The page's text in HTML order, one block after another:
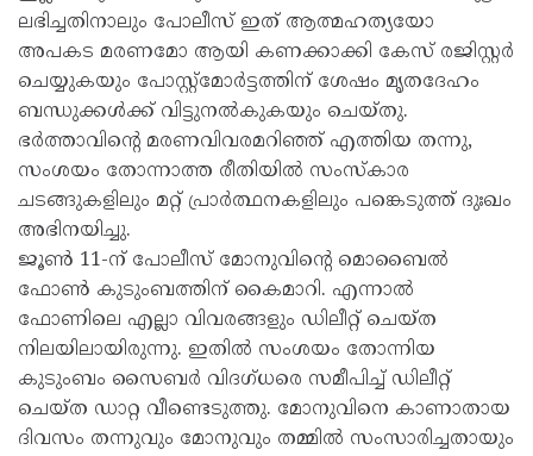
ലഭിച്ചതിനാലും പോലീസ് ഇത് ആത്മഹത്യയോ
അപകട മരണമോ ആയി കണക്കാക്കി കേസ് രജിസ്റ്റര്‍
ചെയ്യുകയും പോസ്റ്റ്മോര്‍ട്ടത്തിന് ശേഷം മൃതദേഹം
ബന്ധുക്കള്‍ക്ക് വിട്ടുനല്‍കുകയും ചെയ്തു.
ഭര്‍ത്താവിന്റെ മരണവിവരമറിഞ്ഞ് എത്തിയ തന്നു,
സംശയം തോന്നാത്ത രീതിയില്‍ സംസ്‌കാര
ചടങ്ങുകളിലും മറ്റ് പ്രാര്‍ത്ഥനകളിലും പങ്കെടുത്ത് ദുഃഖം
അഭിനയിച്ചു.
ജൂണ്‍ 11-ന് പോലീസ് മോനുവിന്റെ മൊബൈല്‍
ഫോണ്‍ കുടുംബത്തിന് കൈമാറി. എന്നാല്‍
ഫോണിലെ എല്ലാ വിവരങ്ങളും ഡിലീറ്റ് ചെയ്ത
നിലയിലായിരുന്നു. ഇതില്‍ സംശയം തോന്നിയ
കുടുംബം സൈബര്‍ വിദഗ്ധരെ സമീപിച്ച് ഡിലീറ്റ്
ചെയ്ത ഡാറ്റ വീണ്ടെടുത്തു. മോനുവിനെ കാണാതായ
ദിവസം തന്നുവും മോനുവും തമ്മില്‍ സംസാരിച്ചതായും